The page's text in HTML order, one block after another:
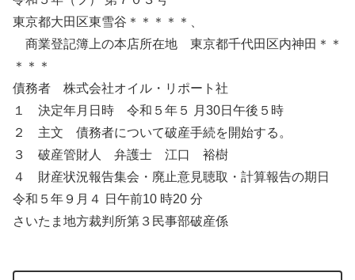
東京都大田区東雪谷＊＊＊＊＊、
商業登記簿上の本店所在地 東京都千代田区内神田＊＊
＊＊＊
債務者 株式会社オイル・リポート社
１ 決定年月日時 令和５年５ 月30日午後５時
２ 主文 債務者について破産手続を開始する。
３ 破産管財人 弁護士 江口 裕樹
４ 財産状況報告集会・廃止意見聴取・計算報告の期日
令和５年９月４ 日午前10 時20 分
さいたま地方裁判所第３民事部破産係